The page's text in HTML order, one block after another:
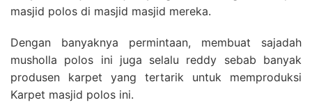
masjid polos di masjid masjid mereka.
Dengan banyaknya permintaan, membuat sajadah
musholla polos ini juga selalu reddy sebab banyak
produsen karpet yang tertarik untuk memproduksi
Karpet masjid polos ini.